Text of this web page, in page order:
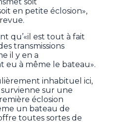
en petite éclosion»,
qu’«il est tout à fait
transmissions
il y en a
eu à même le bateau».
inhabituel ici,
sur une
éclosion
un bateau de
toutes sortes de